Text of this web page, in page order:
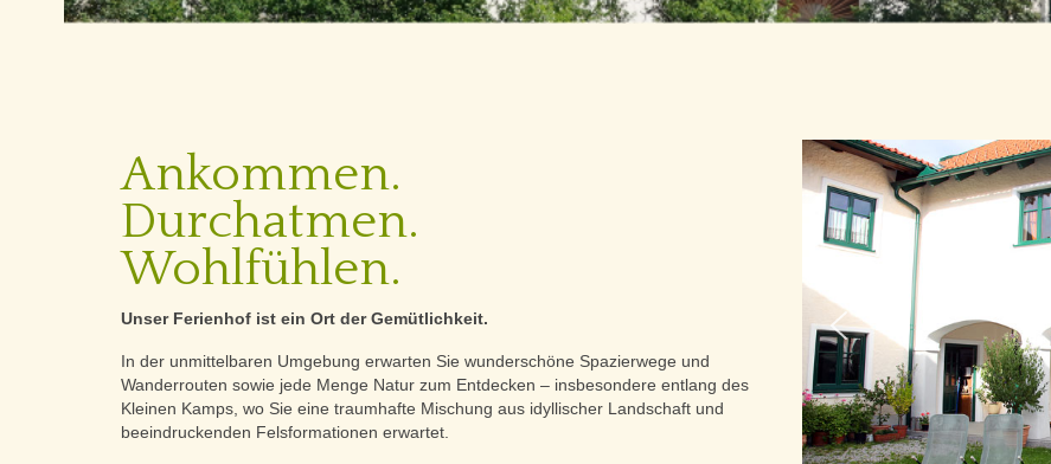
Ankommen.
Durchatmen.
Wohlfühlen.
Unser Ferienhof ist ein Ort der Gemütlichkeit.
In der unmittelbaren Umgebung erwarten Sie wunderschöne Spazierwege und
Wanderrouten sowie jede Menge Natur zum Entdecken – insbesondere entlang des
Kleinen Kamps, wo Sie eine traumhafte Mischung aus idyllischer Landschaft und
beeindruckenden Felsformationen erwartet.